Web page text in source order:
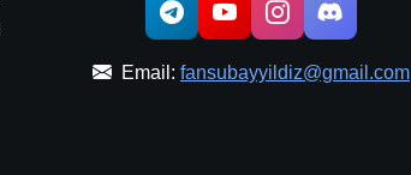
Email: fansubayyildiz@gmail.com